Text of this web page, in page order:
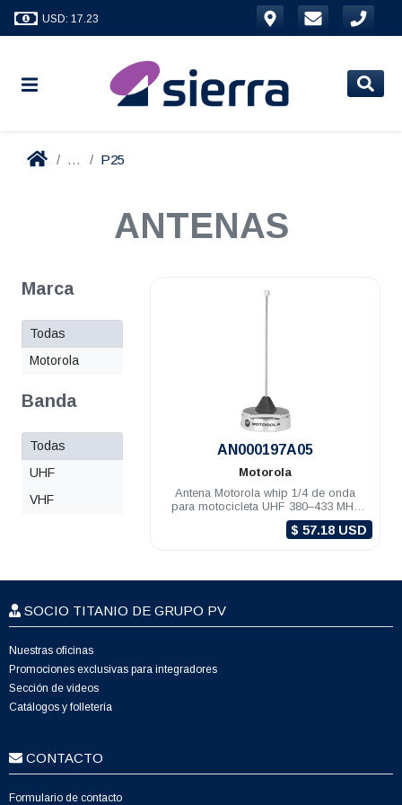
USD: 17.23
... P25
ANTENAS
Marca
Todas
Motorola
Banda
Todas
UHF
VHF
AN000197A05
Motorola
Antena Motorola whip 1/4 de onda
para motocicleta UHF 380–433 MHz
APX8500
$ 57.18 USD
SOCIO TITANIO DE GRUPO PV
Nuestras oficinas
Promociones exclusivas para integradores
Sección de videos
Catálogos y folletería
CONTACTO
Formulario de contacto